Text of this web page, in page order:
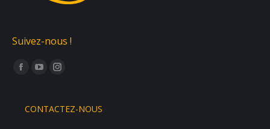
Suivez-nous !
Trouvez nous sur :
Facebook
opens
YouTube
opens
Instagram
opens
CONTACTEZ-NOUS